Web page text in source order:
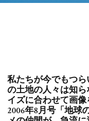
私たちが今でもつ
の土地の人々は知
イズに合わせて画像
2006年8月号「地球